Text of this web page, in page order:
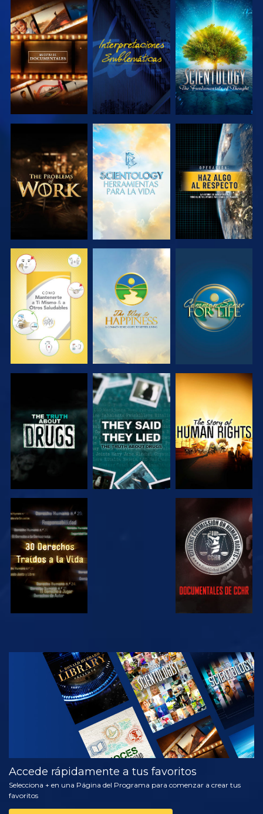
EXPLORA LAS
SERIES
VE
EXPLORA LAS
SERIES
EXPLORA LAS
SERIES
EXPLORA LAS
SERIES
VE
VE VE VE
VE VE
VE VE
VE
EXPLORA LAS
SERIES
Accede rápidamente a tus favoritos
Selecciona + en una Página del Programa para comenzar a crear tus
favoritos